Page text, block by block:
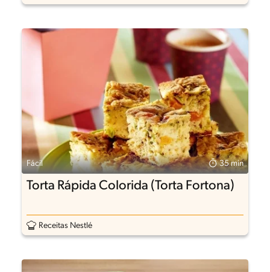
Fácil 35 min
Torta Rápida Colorida (Torta Fortona)
Receitas Nestlé